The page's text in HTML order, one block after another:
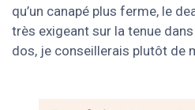
qu’un canapé plus ferme, le
très exigeant sur la tenue
dos, je conseillerais plutôt de